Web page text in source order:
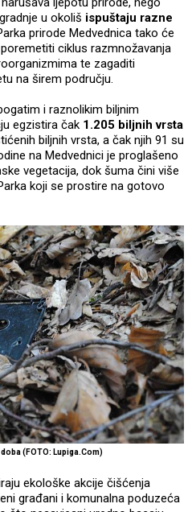
u okoliš ispuštaju razne
prirode Medvednica tako će
ciklus razmnožavanja
te zagaditi
na širem području.
i raznolikim biljnim
egzistira čak 1.205 biljnih vrsta
biljnih vrsta, a čak njih 91 su
na Medvednici je proglašeno
vegetacija, dok šuma čini više
koji se prostire na gotovo
(FOTO: Lupiga.Com)
ekološke akcije čišćenja
građani i komunalna poduzeća